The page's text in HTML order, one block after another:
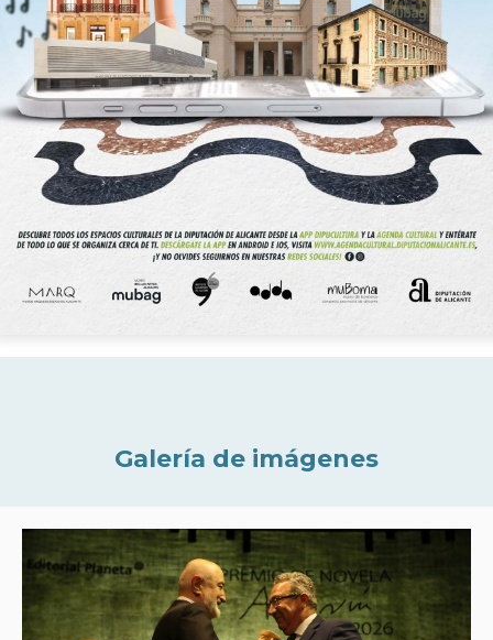
Galería de imágenes